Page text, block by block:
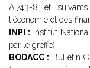
A.743-8 et
l'économie et des
INPI : Institut
par le greffe)
BODACC : Bulletin